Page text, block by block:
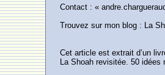
Contact : «
Trouvez sur mon blog : La
Cet article est extrait d’un
La Shoah revisitée. 50